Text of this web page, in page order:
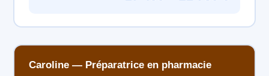
Caroline — Préparatrice en pharmacie